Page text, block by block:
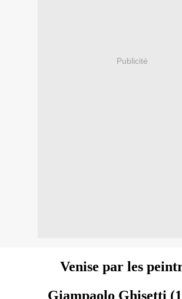
Publicité
Venise par les
Giampaolo Ghisetti